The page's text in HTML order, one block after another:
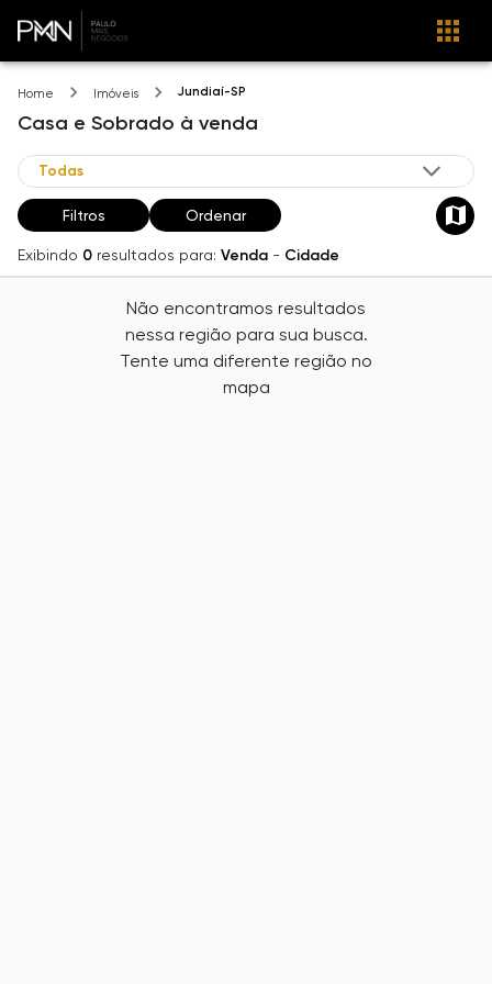
Home Imóveis Jundiaí-SP
Casa e Sobrado à venda
Filtros Ordenar
Exibindo 0 resultados para: Venda - Cidade
Não encontramos resultados
nessa região para sua busca.
Tente uma diferente região no
mapa